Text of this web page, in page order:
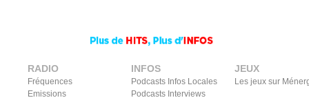
RADIO
Fréquences
Emissions
INFOS
Podcasts Infos Locales
Podcasts Interviews
JEUX
Les jeux sur